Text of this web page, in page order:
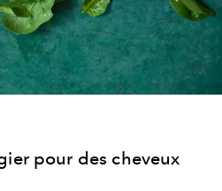
pour des cheveux